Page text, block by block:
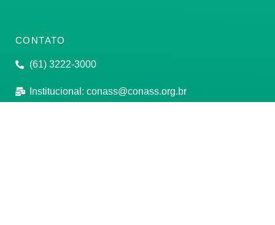
CONTATO
(61) 3222-3000
Institucional: conass@conass.org.br